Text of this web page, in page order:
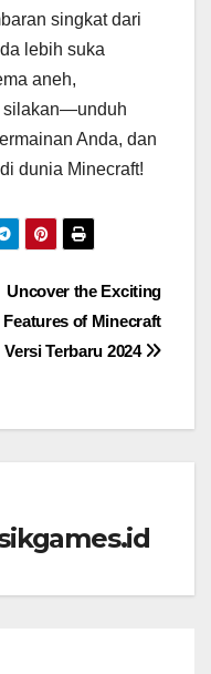
singkat dari
lebih suka
aneh,
silakan—unduh
Anda, dan
dunia Minecraft!
Uncover the Exciting
Features of Minecraft
Versi Terbaru 2024